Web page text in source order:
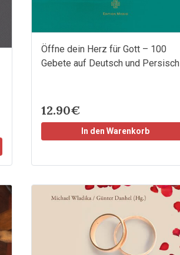
Öffne dein Herz für Gott – 100
Gebete auf Deutsch und Persisch
12.90€
In den Warenkorb